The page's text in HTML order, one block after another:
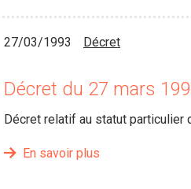
27/03/1993 Décret
Décret du 27 mars
Décret relatif au statut
En savoir plus